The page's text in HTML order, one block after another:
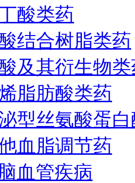
酸类药
结合树脂类药
及其衍生物
脂肪酸类药
型丝氨酸蛋
血脂调节药
血管疾病